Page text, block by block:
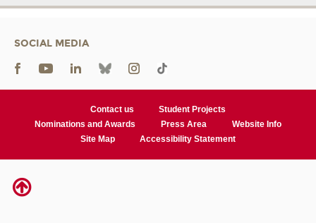
SOCIAL MEDIA
Contact us
Student Projects
Nominations and Awards
Press Area
Website Info
Site Map
Accessibility Statement